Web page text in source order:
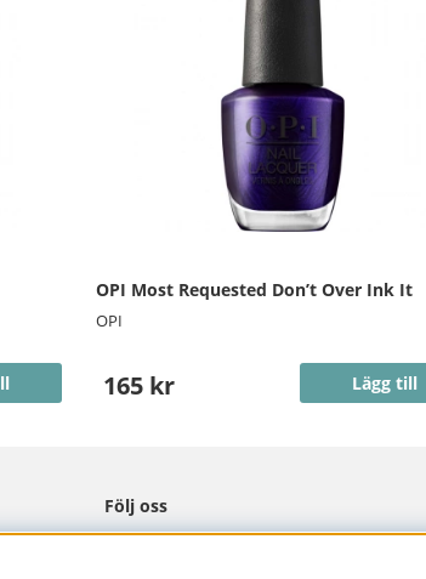
OPI Most Requested Don’t Over Ink It
OPI
165 kr Lägg till
Följ oss